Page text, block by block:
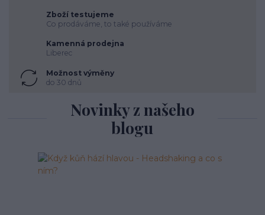
Zboží testujeme
Co prodáváme, to také používáme
Kamenná prodejna
Liberec
Možnost výměny
do 30 dnů
Novinky z našeho
blogu